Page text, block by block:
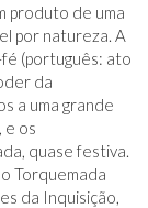
produto de uma
por natureza. A
(português: ato
da
a uma grande
e os
quase festiva.
Torquemada
da Inquisição,